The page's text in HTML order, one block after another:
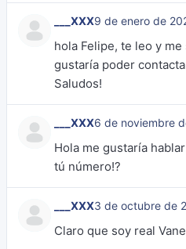
___XXX9 de enero de
hola Felipe, te leo y
gustaría poder
Saludos!
___XXX6 de noviembre
Hola me gustaría
tú número!?
___XXX3 de octubre de
Claro que soy real